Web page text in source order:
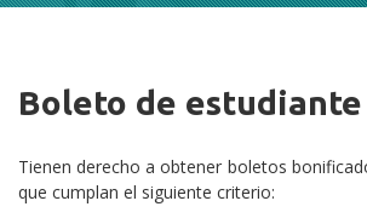
Boleto de estudiante
Cuerpo
Tienen derecho a obtener boletos
que cumplan el siguiente criterio: